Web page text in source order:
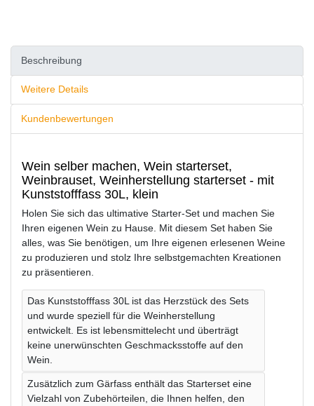
Beschreibung
Weitere Details
Kundenbewertungen
Wein selber machen, Wein starterset,
Weinbrauset, Weinherstellung starterset - mit
Kunststofffass 30L, klein
Holen Sie sich das ultimative Starter-Set und machen Sie
Ihren eigenen Wein zu Hause. Mit diesem Set haben Sie
alles, was Sie benötigen, um Ihre eigenen erlesenen Weine
zu produzieren und stolz Ihre selbstgemachten Kreationen
zu präsentieren.
Das Kunststofffass 30L ist das Herzstück des Sets
und wurde speziell für die Weinherstellung
entwickelt. Es ist lebensmittelecht und überträgt
keine unerwünschten Geschmacksstoffe auf den
Wein.
Zusätzlich zum Gärfass enthält das Starterset eine
Vielzahl von Zubehörteilen, die Ihnen helfen, den